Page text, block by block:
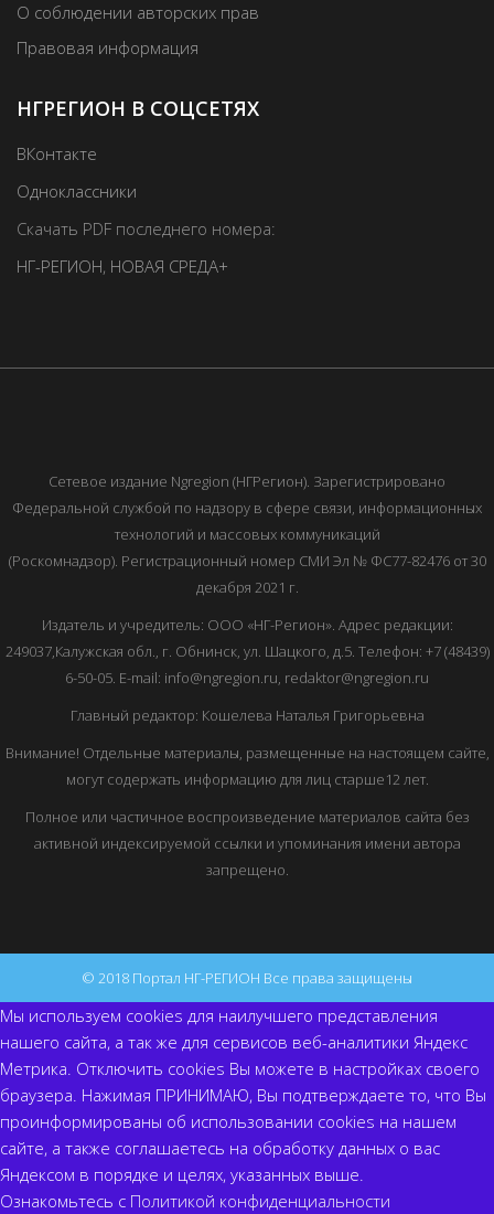
О соблюдении авторских прав
Правовая информация
НГРЕГИОН В СОЦСЕТЯХ
ВКонтакте
Одноклассники
Скачать PDF последнего номера:
НГ-РЕГИОН, НОВАЯ СРЕДА+
Сетевое издание Ngregion (НГРегион). Зарегистрировано
Федеральной службой по надзору в сфере связи, информационных
технологий и массовых коммуникаций
(Роскомнадзор). Регистрационный номер СМИ Эл № ФС77-82476 от 30
декабря 2021 г.
Издатель и учредитель: ООО «НГ-Регион». Адрес редакции:
249037,Калужская обл., г. Обнинск, ул. Шацкого, д.5. Телефон: +7 (48439)
6-50-05. E-mail: info@ngregion.ru, redaktor@ngregion.ru
Главный редактор: Кошелева Наталья Григорьевна
Внимание! Отдельные материалы, размещенные на настоящем сайте,
могут содержать информацию для лиц старше12 лет.
Полное или частичное воспроизведение материалов сайта без
активной индексируемой ссылки и упоминания имени автора
запрещено.
© 2018 Портал НГ-РЕГИОН Все права защищены
Мы используем cookies для наилучшего представления
нашего сайта, а так же для сервисов веб-аналитики Яндекс
Метрика. Отключить cookies Вы можете в настройках своего
браузера. Нажимая ПРИНИМАЮ, Вы подтверждаете то, что Вы
проинформированы об использовании cookies на нашем
сайте, а также соглашаетесь на обработку данных о вас
Яндексом в порядке и целях, указанных выше.
Ознакомьтесь с Политикой конфиденциальности